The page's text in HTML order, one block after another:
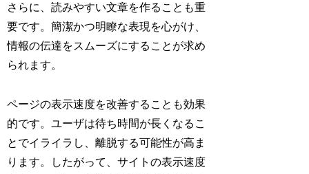
さらに、読みやすい文章を作ることも重
要です。簡潔かつ明瞭な表現を心がけ、
情報の伝達をスムーズにすることが求め
られます。
ページの表示速度を改善することも効果
的です。ユーザは待ち時間が長くなるこ
とでイライラし、離脱する可能性が高ま
ります。したがって、サイトの表示速度